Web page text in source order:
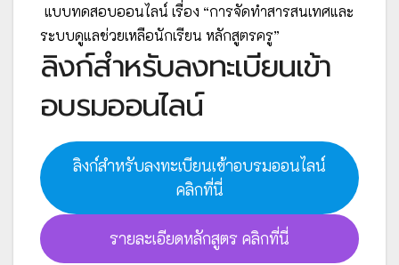
แบบทดสอบออนไลน์ เรื่อง “การจัดทำสารสนเทศและ
ระบบดูแลช่วยเหลือนักเรียน หลักสูตรครู”
ลิงก์สำหรับลงทะเบียนเข้า
อบรมออนไลน์
ลิงก์สำหรับลงทะเบียนเข้าอบรมออนไลน์
คลิกที่นี่
รายละเอียดหลักสูตร คลิกที่นี่